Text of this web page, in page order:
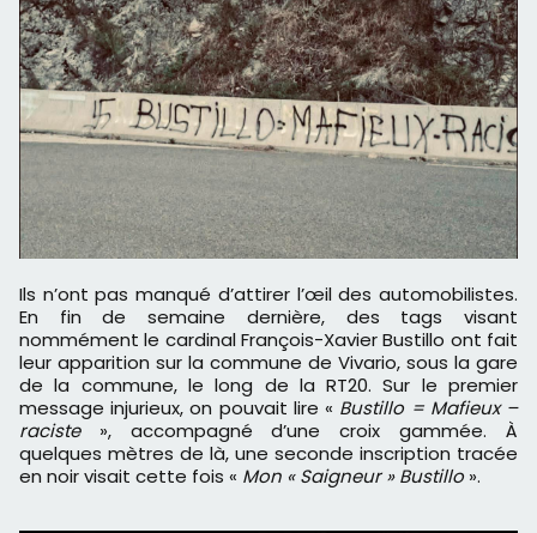
Ils n’ont pas manqué d’attirer l’œil des automobilistes.
En fin de semaine dernière, des tags visant
nommément le cardinal François-Xavier Bustillo ont fait
leur apparition sur la commune de Vivario, sous la gare
de la commune, le long de la RT20. Sur le premier
message injurieux, on pouvait lire « Bustillo = Mafieux –
raciste», accompagné d’une croix gammée. À
quelques mètres de là, une seconde inscription tracée
en noir visait cette fois « Mon « Saigneur » Bustillo».